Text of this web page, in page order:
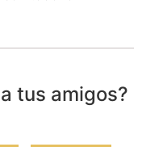
tus amigos?